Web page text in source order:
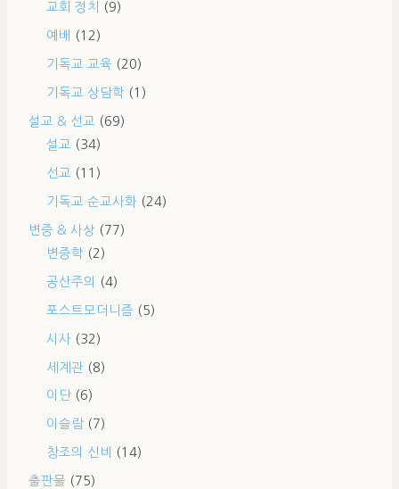
교회 정치
(9)
예배 (12)
기독교 교육 (20)
기독교 상담학 (1)
설교 & 선교 (69)
설교 (34)
선교 (11)
기독교 순교사화 (24)
변증 & 사상 (77)
변증학 (2)
공산주의 (4)
포스트모더니즘 (5)
시사 (32)
세계관 (8)
이단 (6)
이슬람 (7)
창조의 신비 (14)
출판물 (75)